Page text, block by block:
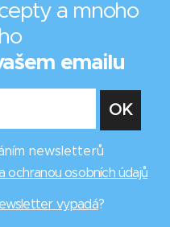
a mnoho
emailu
newsletterů
ochranou osobních údajů
vypadá?